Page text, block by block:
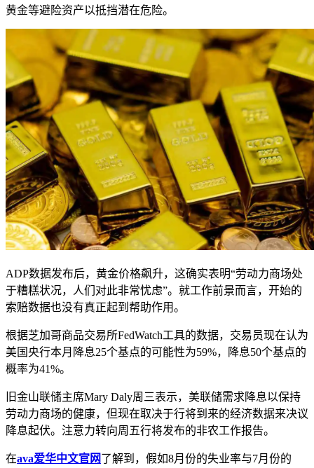
黄金等避险资产以抵挡潜在危险。
ADP数据发布后，黄金价格飙升，这确实表明“劳动力商场处
于糟糕状况，人们对此非常忧虑”。就工作前景而言，开始的
索赔数据也没有真正起到帮助作用。
根据芝加哥商品交易所FedWatch工具的数据，交易员现在认为
美国央行本月降息25个基点的可能性为59%，降息50个基点的
概率为41%。
旧金山联储主席Mary Daly周三表示，美联储需求降息以保持
劳动力商场的健康，但现在取决于行将到来的经济数据来决议
降息起伏。注意力转向周五行将发布的非农工作报告。
在ava爱华中文官网了解到，假如8月份的失业率与7月份的